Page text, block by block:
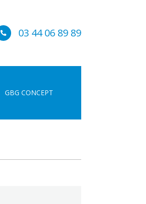
 03 44 06 89 89
GBG CONCEPT